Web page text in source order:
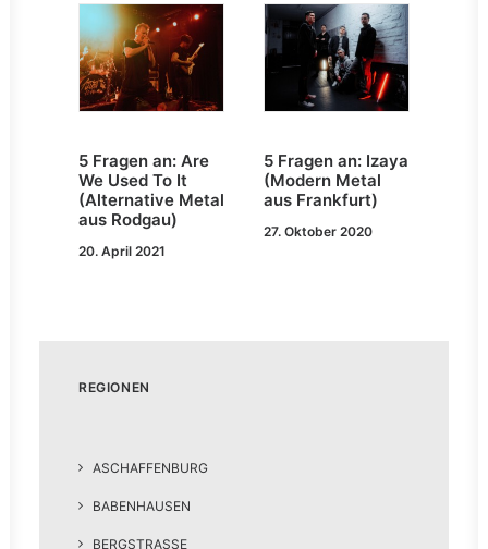
5 Fragen an: Are
We Used To It
(Alternative Metal
aus Rodgau)
20. April 2021
5 Fragen an: Izaya
(Modern Metal
aus Frankfurt)
27. Oktober 2020
REGIONEN
ASCHAFFENBURG
BABENHAUSEN
BERGSTRASSE